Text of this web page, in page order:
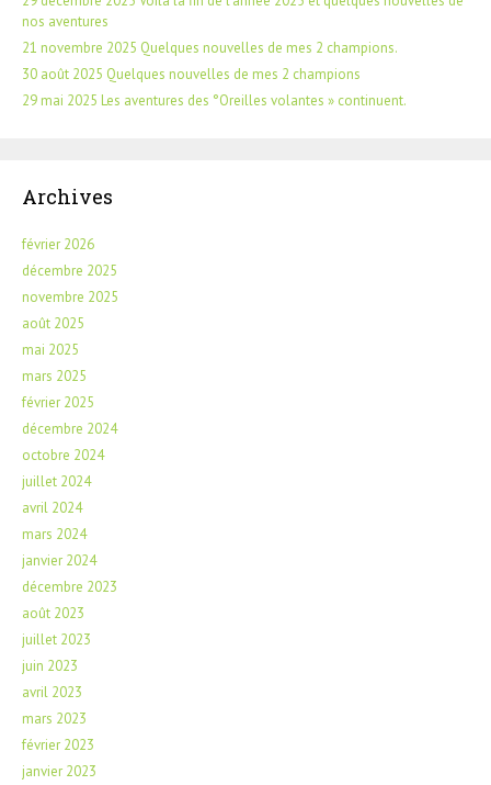
nos aventures
21 novembre 2025 Quelques nouvelles de mes 2 champions.
30 août 2025 Quelques nouvelles de mes 2 champions
29 mai 2025 Les aventures des °Oreilles volantes » continuent.
Archives
février 2026
décembre 2025
novembre 2025
août 2025
mai 2025
mars 2025
février 2025
décembre 2024
octobre 2024
juillet 2024
avril 2024
mars 2024
janvier 2024
décembre 2023
août 2023
juillet 2023
juin 2023
avril 2023
mars 2023
février 2023
janvier 2023